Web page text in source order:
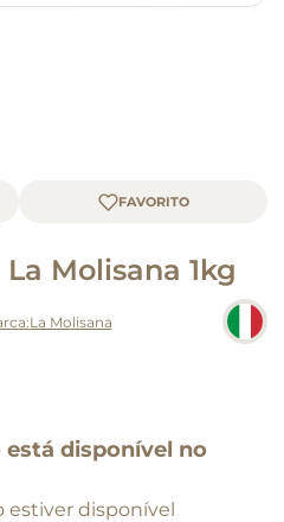
Molisana 1kg
La Molisana
disponível no
estiver disponível